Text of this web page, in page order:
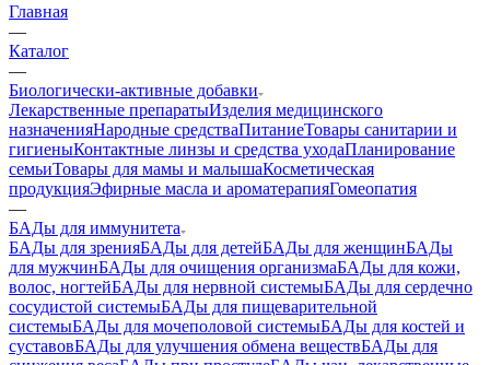
Главная
—
Каталог
—
Биологически-активные добавки
Лекарственные препаратыИзделия медицинского
назначенияНародные средстваПитаниеТовары санитарии и
гигиеныКонтактные линзы и средства уходаПланирование
семьиТовары для мамы и малышаКосметическая
продукцияЭфирные масла и ароматерапияГомеопатия
—
БАДы для иммунитета
БАДы для зренияБАДы для детейБАДы для женщинБАДы
для мужчинБАДы для очищения организмаБАДы для кожи,
волос, ногтейБАДы для нервной системыБАДы для сердечно
сосудистой системыБАДы для пищеварительной
системыБАДы для мочеполовой системыБАДы для костей и
суставовБАДы для улучшения обмена веществБАДы для